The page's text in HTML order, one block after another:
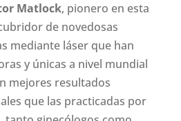
Matlock, pionero en esta
de novedosas
mediante láser que han
y únicas a nivel mundial
mejores resultados
que las practicadas por